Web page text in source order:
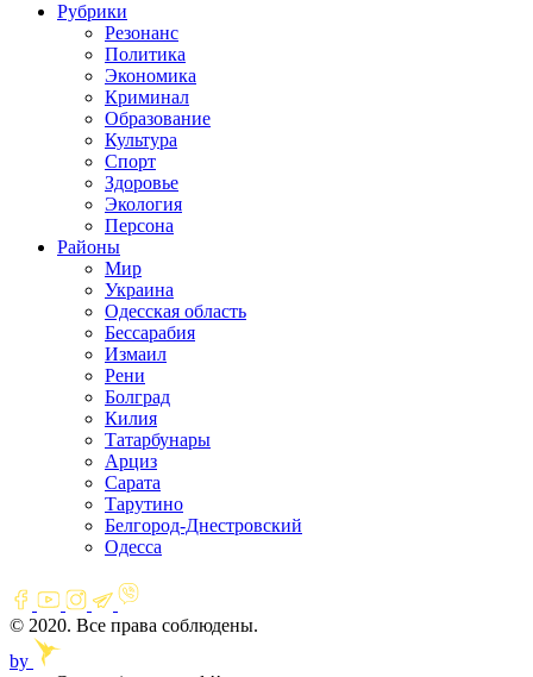
Рубрики
Резонанс
Политика
Экономика
Криминал
Образование
Культура
Спорт
Здоровье
Экология
Персона
Районы
Мир
Украина
Одесская область
Бессарабия
Измаил
Рени
Болград
Килия
Татарбунары
Арциз
Сарата
Тарутино
Белгород-Днестровский
Одесса
© 2020. Все права соблюдены.
by